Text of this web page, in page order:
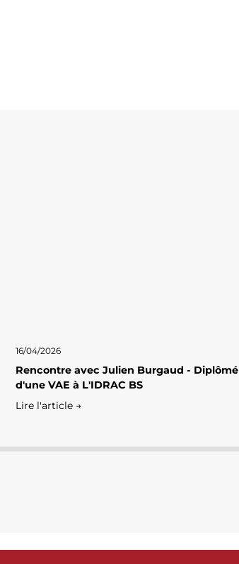
16/04/2026
Rencontre avec Julien Burgaud - Diplômé
d'une VAE à L'IDRAC BS
Lire l'article →